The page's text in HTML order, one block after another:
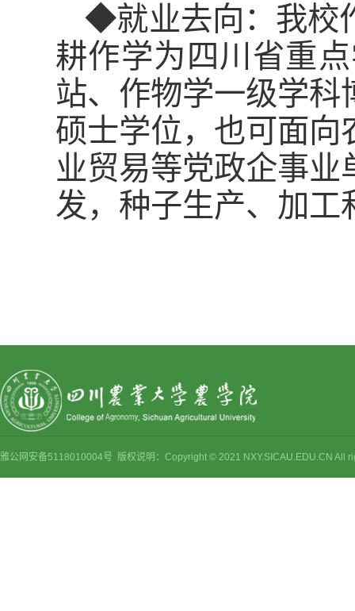
◆就业去向：我校
耕作学为四川省重
站、作物学一级学
硕士学位，也可面向
业贸易等党政企事
发，种子生产、加工
雅公网安备5118010004号 版权说明：Copyright © 2021 NXY.SICAU.EDU.CN All